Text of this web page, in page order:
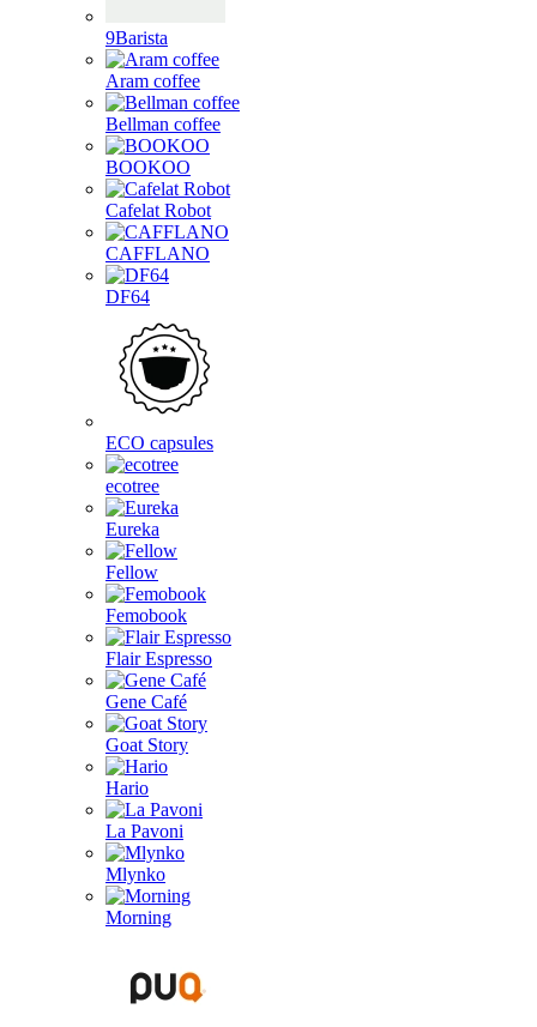
9Barista
Aram coffee
Bellman coffee
BOOKOO
Cafelat Robot
CAFFLANO
DF64
ECO capsules
ecotree
Eureka
Fellow
Femobook
Flair Espresso
Gene Café
Goat Story
Hario
La Pavoni
Mlynko
Morning